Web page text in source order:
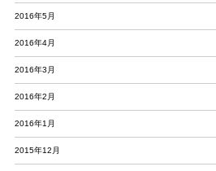
2016年5月
2016年4月
2016年3月
2016年2月
2016年1月
2015年12月